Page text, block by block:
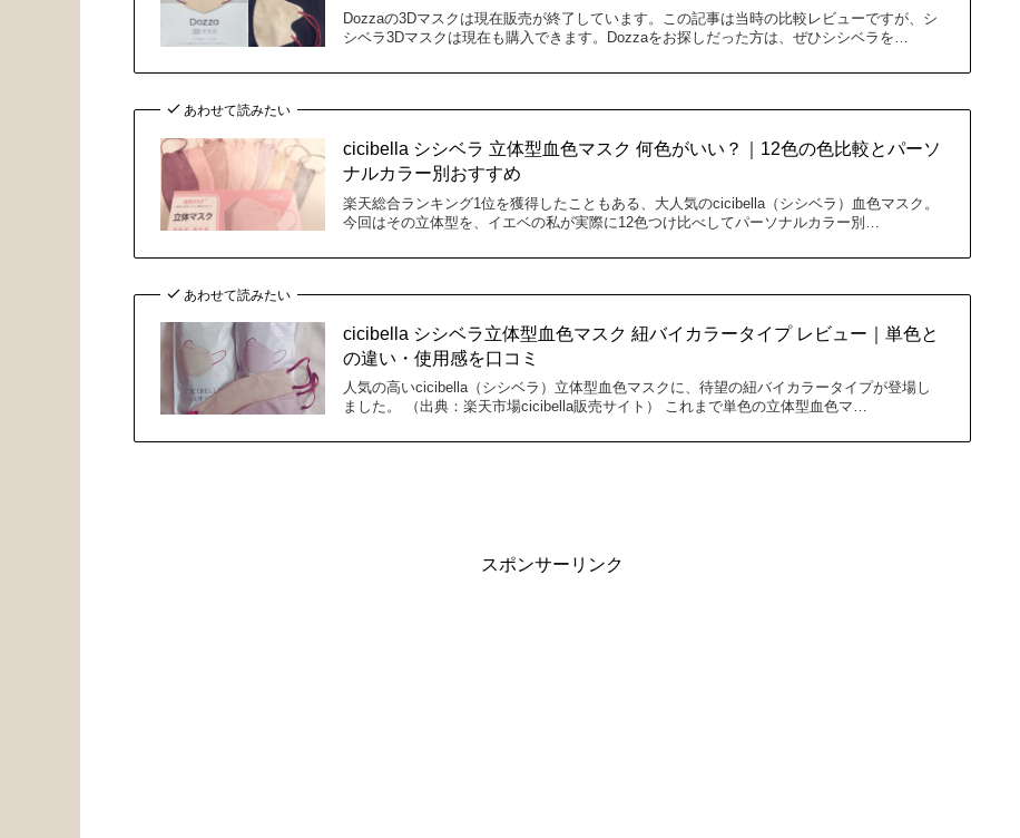
Dozzaの3Dマスクは現在販売が終了しています。この記事は当時の比較レビューですが、シ
シベラ3Dマスクは現在も購入できます。Dozzaをお探しだった方は、ぜひシシベラを…
あわせて読みたい
cicibella シシベラ 立体型血色マスク 何色がいい？｜12色の色比較とパーソ
ナルカラー別おすすめ
楽天総合ランキング1位を獲得したこともある、大人気のcicibella（シシベラ）血色マスク。
今回はその立体型を、イエベの私が実際に12色つけ比べしてパーソナルカラー別…
あわせて読みたい
cicibella シシベラ立体型血色マスク 紐バイカラータイプ レビュー｜単色と
の違い・使用感を口コミ
人気の高いcicibella（シシベラ）立体型血色マスクに、待望の紐バイカラータイプが登場し
ました。 （出典：楽天市場cicibella販売サイト） これまで単色の立体型血色マ…
スポンサーリンク